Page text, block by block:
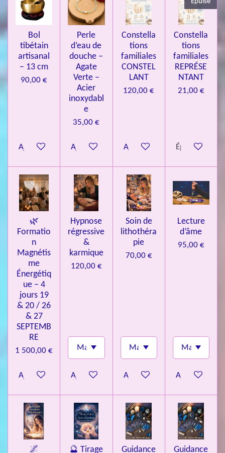
4
l
Bol
tibétain
artisanal
– 13 cm
90,00 €
Ajouter au panier
Perle
d’eau de
douche –
Agate
Verte –
Acier
inoxydabl
e
35,00 €
Ajouter au panier
Constella
tions
familiales
CONSTEL
LANT
120,00 €
Ajouter au panier
Constella
tions
familiales
REPRÉSE
NTANT
21,00 €
Épuisé
🌿
Formatio
n
Magnétis
me
Énergétiq
ue – 4
jours 19
& 20 / 26
& 27
SEPTEMB
RE
1 500,00 €
Ajouter au panier
Hypnose
régressive
&
karmique
120,00 €
Ajouter au panier
Soin de
lithothéra
pie
70,00 €
Ajouter au panier
Lecture
d’âme
95,00 €
Ajouter au
🌌
🔮 Tirage
Guidance
Guidance